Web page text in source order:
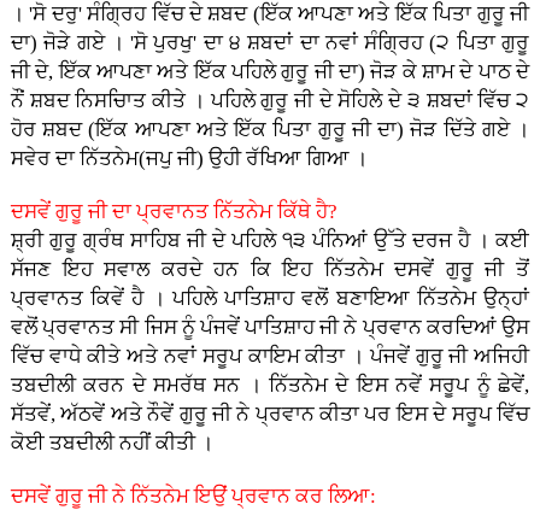
। 'ਸੋ ਦਰੁ' ਸੰਗ੍ਰਿਹ ਵਿੱਚ ਦੇ ਸ਼ਬਦ (ਇੱਕ ਆਪਣਾ ਅਤੇ ਇੱਕ ਪਿਤਾ ਗੁਰੂ ਜੀ
ਦਾ) ਜੋੜੇ ਗਏ । 'ਸੋ ਪੁਰਖੁ' ਦਾ ੪ ਸ਼ਬਦਾਂ ਦਾ ਨਵਾਂ ਸੰਗ੍ਰਿਹ (੨ ਪਿਤਾ ਗੁਰੂ
ਜੀ ਦੇ, ਇੱਕ ਆਪਣਾ ਅਤੇ ਇੱਕ ਪਹਿਲੇ ਗੁਰੂ ਜੀ ਦਾ) ਜੋੜ ਕੇ ਸ਼ਾਮ ਦੇ ਪਾਠ ਦੇ
ਨੌਂ ਸ਼ਬਦ ਨਿਸਚਿਾਤ ਕੀਤੇ । ਪਹਿਲੇ ਗੁਰੂ ਜੀ ਦੇ ਸੋਹਿਲੇ ਦੇ ੩ ਸ਼ਬਦਾਂ ਵਿੱਚ ੨
ਹੋਰ ਸ਼ਬਦ (ਇੱਕ ਆਪਣਾ ਅਤੇ ਇੱਕ ਪਿਤਾ ਗੁਰੂ ਜੀ ਦਾ) ਜੋੜ ਦਿੱਤੇ ਗਏ ।
ਸਵੇਰ ਦਾ ਨਿੱਤਨੇਮ(ਜਪੁ ਜੀ) ਉਹੀ ਰੱਖਿਆ ਗਿਆ ।
ਦਸਵੇਂ ਗੁਰੂ ਜੀ ਦਾ ਪ੍ਰਵਾਨਤ ਨਿੱਤਨੇਮ ਕਿੱਥੇ ਹੈ?
ਸ਼੍ਰੀ ਗੁਰੂ ਗ੍ਰੰਥ ਸਾਹਿਬ ਜੀ ਦੇ ਪਹਿਲੇ ੧੩ ਪੰਨਿਆਂ ਉੱਤੇ ਦਰਜ ਹੈ । ਕਈ
ਸੱਜਣ ਇਹ ਸਵਾਲ ਕਰਦੇ ਹਨ ਕਿ ਇਹ ਨਿੱਤਨੇਮ ਦਸਵੇਂ ਗੁਰੂ ਜੀ ਤੋਂ
ਪ੍ਰਵਾਨਤ ਕਿਵੇਂ ਹੈ । ਪਹਿਲੇ ਪਾਤਿਸ਼ਾਹ ਵਲੋਂ ਬਣਾਇਆ ਨਿੱਤਨੇਮ ਉਨ੍ਹਾਂ
ਵਲੋਂ ਪ੍ਰਵਾਨਤ ਸੀ ਜਿਸ ਨੂੰ ਪੰਜਵੇਂ ਪਾਤਿਸ਼ਾਹ ਜੀ ਨੇ ਪ੍ਰਵਾਨ ਕਰਦਿਆਂ ਉਸ
ਵਿੱਚ ਵਾਧੇ ਕੀਤੇ ਅਤੇ ਨਵਾਂ ਸਰੂਪ ਕਾਇਮ ਕੀਤਾ । ਪੰਜਵੇਂ ਗੁਰੂ ਜੀ ਅਜਿਹੀ
ਤਬਦੀਲੀ ਕਰਨ ਦੇ ਸਮਰੱਥ ਸਨ । ਨਿੱਤਨੇਮ ਦੇ ਇਸ ਨਵੇਂ ਸਰੂਪ ਨੂੰ ਛੇਵੇਂ,
ਸੱਤਵੇਂ, ਅੱਠਵੇਂ ਅਤੇ ਨੌਵੇਂ ਗੁਰੂ ਜੀ ਨੇ ਪ੍ਰਵਾਨ ਕੀਤਾ ਪਰ ਇਸ ਦੇ ਸਰੂਪ ਵਿੱਚ
ਕੋਈ ਤਬਦੀਲੀ ਨਹੀਂ ਕੀਤੀ ।
ਦਸਵੇਂ ਗੁਰੂ ਜੀ ਨੇ ਨਿੱਤਨੇਮ ਇਉਂ ਪ੍ਰਵਾਨ ਕਰ ਲਿਆ: